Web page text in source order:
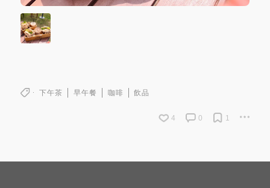
下午茶 早午餐 咖啡 飲品
4 0 1